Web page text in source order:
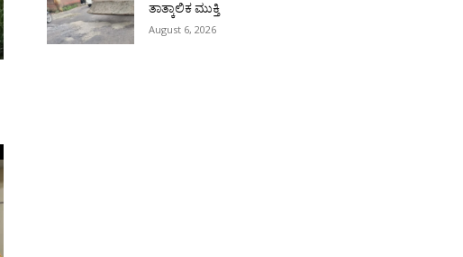
ತಾತ್ಕಾಲಿಕ ಮುಕ್ತಿ
August 6, 2026